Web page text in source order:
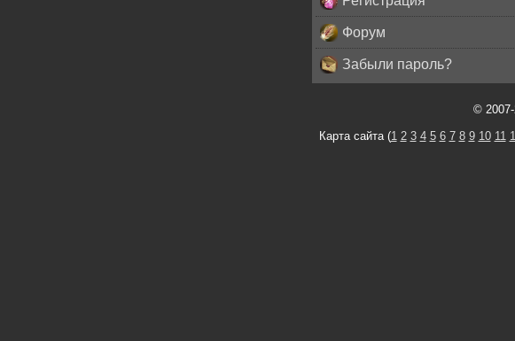
Форум
Забыли пароль?
©
Карта сайта (1 2 3 4 5 6 7 8 9 10 11